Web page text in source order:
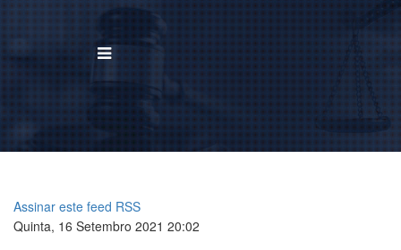
Assinar este feed RSS
Quinta, 16 Setembro 2021 20:02
BUSCAR
Institucional